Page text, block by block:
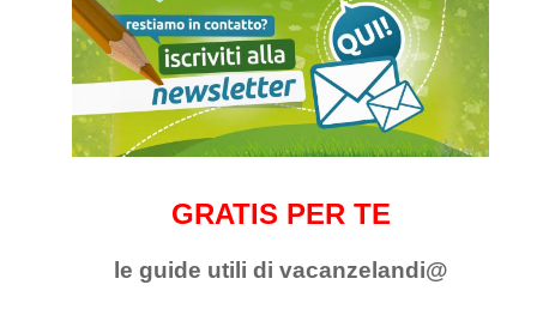
GRATIS PER TE
le guide utili di vacanzelandi@